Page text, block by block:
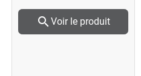
search Voir le produit